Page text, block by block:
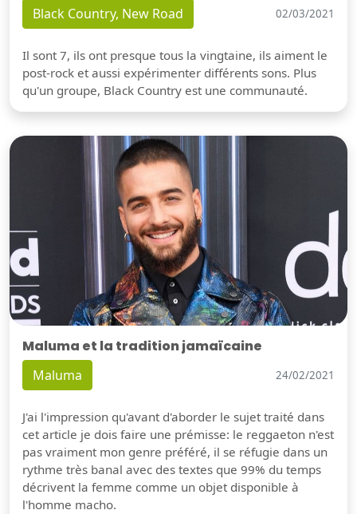
Black Country, New Road 02/03/2021
Il sont 7, ils ont presque tous la vingtaine, ils aiment le
post-rock et aussi expérimenter différents sons. Plus
qu'un groupe, Black Country est une communauté.
Maluma et la tradition jamaïcaine
Maluma 24/02/2021
J'ai l'impression qu'avant d'aborder le sujet traité dans
cet article je dois faire une prémisse: le reggaeton n'est
pas vraiment mon genre préféré, il se réfugie dans un
rythme très banal avec des textes que 99% du temps
décrivent la femme comme un objet disponible à
l'homme macho.